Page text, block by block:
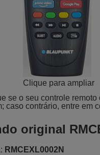
Clique para ampliar
se o seu controle remoto
caso contrário, entre em
original
RMCEXL0002N